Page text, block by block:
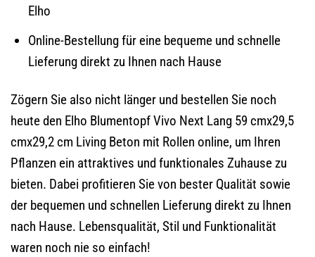
Elho
Online-Bestellung für eine bequeme und schnelle
Lieferung direkt zu Ihnen nach Hause
Zögern Sie also nicht länger und bestellen Sie noch
heute den Elho Blumentopf Vivo Next Lang 59 cmx29,5
cmx29,2 cm Living Beton mit Rollen online, um Ihren
Pflanzen ein attraktives und funktionales Zuhause zu
bieten. Dabei profitieren Sie von bester Qualität sowie
der bequemen und schnellen Lieferung direkt zu Ihnen
nach Hause. Lebensqualität, Stil und Funktionalität
waren noch nie so einfach!